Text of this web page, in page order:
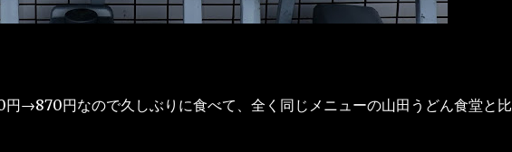
→870円なので久しぶりに食べて、全く同じメニューの山田うどん食堂と比